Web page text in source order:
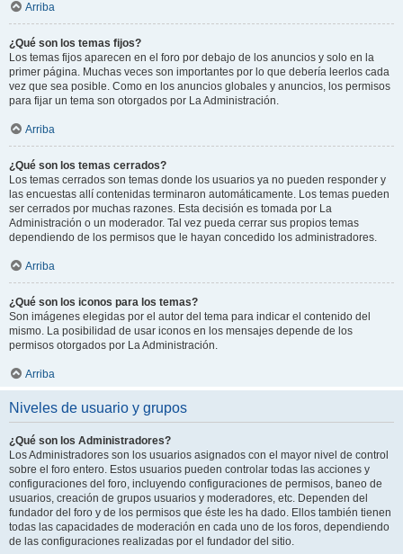
Arriba
¿Qué son los temas fijos?
Los temas fijos aparecen en el foro por debajo de los anuncios y solo en la
primer página. Muchas veces son importantes por lo que debería leerlos cada
vez que sea posible. Como en los anuncios globales y anuncios, los permisos
para fijar un tema son otorgados por La Administración.
Arriba
¿Qué son los temas cerrados?
Los temas cerrados son temas donde los usuarios ya no pueden responder y
las encuestas allí contenidas terminaron automáticamente. Los temas pueden
ser cerrados por muchas razones. Esta decisión es tomada por La
Administración o un moderador. Tal vez pueda cerrar sus propios temas
dependiendo de los permisos que le hayan concedido los administradores.
Arriba
¿Qué son los iconos para los temas?
Son imágenes elegidas por el autor del tema para indicar el contenido del
mismo. La posibilidad de usar iconos en los mensajes depende de los
permisos otorgados por La Administración.
Arriba
Niveles de usuario y grupos
¿Qué son los Administradores?
Los Administradores son los usuarios asignados con el mayor nivel de control
sobre el foro entero. Estos usuarios pueden controlar todas las acciones y
configuraciones del foro, incluyendo configuraciones de permisos, baneo de
usuarios, creación de grupos usuarios y moderadores, etc. Dependen del
fundador del foro y de los permisos que éste les ha dado. Ellos también tienen
todas las capacidades de moderación en cada uno de los foros, dependiendo
de las configuraciones realizadas por el fundador del sitio.